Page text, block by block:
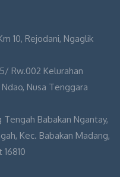
10, Rejodani, Ngaglik
Rw.002 Kelurahan
Nusa Tenggara
Babakan Ngantay,
Kec. Babakan Madang,